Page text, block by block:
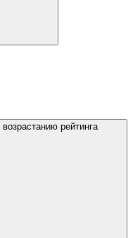
возрастанию рейтинга